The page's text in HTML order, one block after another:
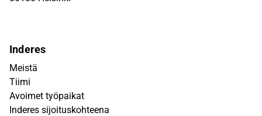
Inderes
Meistä
Tiimi
Avoimet työpaikat
Inderes sijoituskohteena